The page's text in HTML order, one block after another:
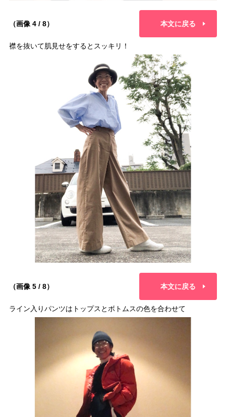
（画像 4 / 8） 本文に戻る
襟を抜いて肌見せをするとスッキリ！
（画像 5 / 8） 本文に戻る
ライン入りパンツはトップスとボトムスの色を合わせて